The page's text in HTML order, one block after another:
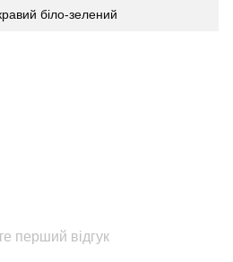
біло-зелений
перший відгук